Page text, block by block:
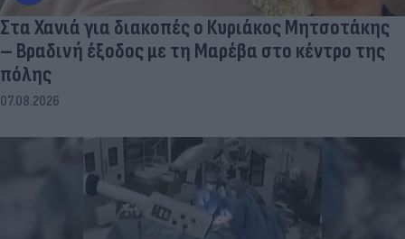
Στα Χανιά για διακοπές ο Κυριάκος Μητσοτάκης
– Βραδινή έξοδος με τη Μαρέβα στο κέντρο της
πόλης
07.08.2026